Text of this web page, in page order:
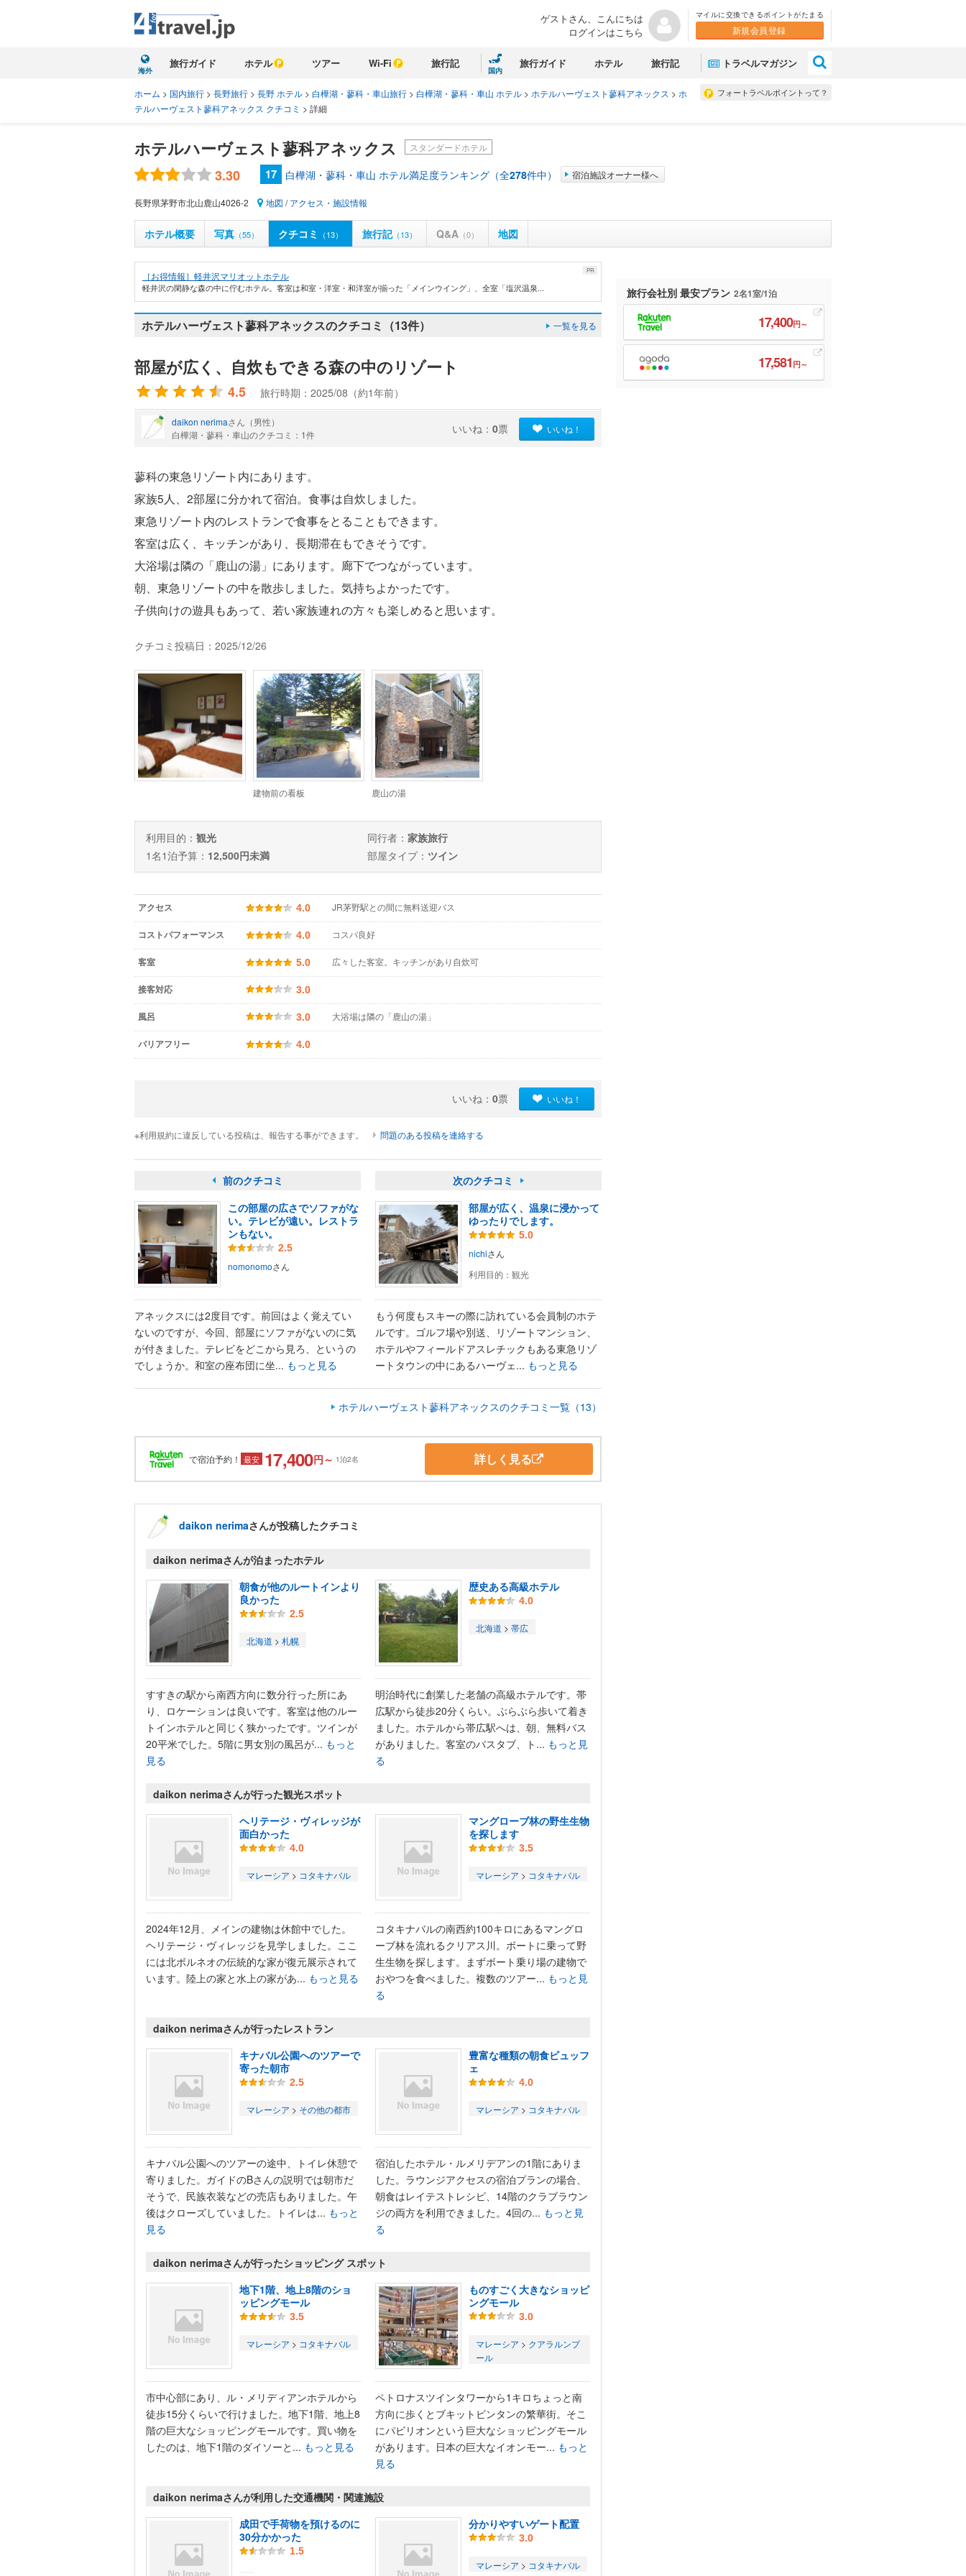
ゲストさん、こんにちは
ログインはこちら
マイルに交換できるポイントがたまる
新規会員登録
海外
旅行ガイド ホテル ツアー Wi-Fi 旅行記
国内
旅行ガイド ホテル 旅行記 トラベルマガジン
フォートラベルポイントって？
ホーム > 国内旅行 > 長野旅行 > 長野 ホテル > 白樺湖・蓼科・車山旅行 > 白樺湖・蓼科・車山 ホテル > ホテルハーヴェスト蓼科アネックス > ホ
テルハーヴェスト蓼科アネックス クチコミ > 詳細
ホテルハーヴェスト蓼科アネックス スタンダードホテル
3.30 17 白樺湖・蓼科・車山 ホテル満足度ランキング（全278件中） 宿泊施設オーナー様へ
長野県茅野市北山鹿山4026-2 地図 /アクセス・施設情報
ホテル概要 写真 （55） クチコミ （13） 旅行記（13） Q&A （0） 地図
PR
［お得情報］軽井沢マリオットホテル
軽井沢の閑静な森の中に佇むホテル。客室は和室・洋室・和洋室が揃った「メインウイング」、全室「塩沢温泉...
ホテルハーヴェスト蓼科アネックスのクチコミ（13件） 一覧を見る
部屋が広く、自炊もできる森の中のリゾート
4.5 旅行時期：2025/08（約1年前）
daikon nerimaさん（男性）
白樺湖・蓼科・車山のクチコミ：1件
いいね： 0票 いいね！
蓼科の東急リゾート内にあります。
家族5人、2部屋に分かれて宿泊。食事は自炊しました。
東急リゾート内のレストランで食事をとることもできます。
客室は広く、キッチンがあり、長期滞在もできそうです。
大浴場は隣の「鹿山の湯」にあります。廊下でつながっています。
朝、東急リゾートの中を散歩しました。気持ちよかったです。
子供向けの遊具もあって、若い家族連れの方々も楽しめると思います。
クチコミ投稿日：2025/12/26
建物前の看板 鹿山の湯
利用目的： 観光 同行者： 家族旅行
1名1泊予算： 12,500円未満 部屋タイプ： ツイン
アクセス 4.0 JR茅野駅との間に無料送迎バス
コストパフォーマンス 4.0 コスパ良好
客室 5.0 広々した客室。キッチンがあり自炊可
接客対応 3.0
風呂 3.0 大浴場は隣の「鹿山の湯」
バリアフリー 4.0
いいね： 0票 いいね！
※利用規約に違反している投稿は、報告する事ができます。 問題のある投稿を連絡する
前のクチコミ
この部屋の広さでソファがな
い。テレビが遠い。レストラ
ンもない。
2.5
nomonomoさん
アネックスには2度目です。前回はよく覚えてい
ないのですが、今回、部屋にソファがないのに気
が付きました。テレビをどこから見ろ、というの
でしょうか。和室の座布団に坐... もっと見る
次のクチコミ
部屋が広く、温泉に浸かって
ゆったりでします。
5.0
nichiさん
利用目的： 観光
もう何度もスキーの際に訪れている会員制のホテ
ルです。ゴルフ場や別送、リゾートマンション、
ホテルやフィールドアスレチックもある東急リゾ
ートタウンの中にあるハーヴェ... もっと見る
ホテルハーヴェスト蓼科アネックスのクチコミ一覧（13）
で宿泊予約！ 最安 17,400円～ 1泊2名 詳しく見る
daikon nerimaさんが投稿したクチコミ
daikon nerimaさんが泊まったホテル
朝食が他のルートインより
良かった
2.5
北海道 > 札幌
すすきの駅から南西方向に数分行った所にあ
り、ロケーションは良いです。客室は他のルー
トインホテルと同じく狭かったです。ツインが
20平米でした。5階に男女別の風呂が... もっと
見る
歴史ある高級ホテル
4.0
北海道 > 帯広
明治時代に創業した老舗の高級ホテルです。帯
広駅から徒歩20分くらい。ぶらぶら歩いて着き
ました。ホテルから帯広駅へは、朝、無料バス
がありました。客室のバスタブ、ト... もっと見
る
daikon nerimaさんが行った観光スポット
ヘリテージ・ヴィレッジが
面白かった
4.0
マレーシア > コタキナバル
2024年12月、メインの建物は休館中でした。
ヘリテージ・ヴィレッジを見学しました。ここ
には北ボルネオの伝統的な家が復元展示されて
います。陸上の家と水上の家があ... もっと見る
マングローブ林の野生生物
を探します
3.5
マレーシア > コタキナバル
コタキナバルの南西約100キロにあるマングロ
ーブ林を流れるクリアス川。ボートに乗って野
生生物を探します。まずボート乗り場の建物で
おやつを食べました。複数のツアー... もっと見
る
daikon nerimaさんが行ったレストラン
キナバル公園へのツアーで
寄った朝市
2.5
マレーシア > その他の都市
キナバル公園へのツアーの途中、トイレ休憩で
寄りました。ガイドのBさんの説明では朝市だ
そうで、民族衣装などの売店もありました。午
後はクローズしていました。トイレは... もっと
見る
豊富な種類の朝食ビュッフ
ェ
4.0
マレーシア > コタキナバル
宿泊したホテル・ルメリデアンの1階にありま
した。ラウンジアクセスの宿泊プランの場合、
朝食はレイテストレシピ、14階のクラブラウン
ジの両方を利用できました。4回の... もっと見
る
daikon nerimaさんが行ったショッピング スポット
地下1階、地上8階のショ
ッピングモール
3.5
マレーシア > コタキナバル
市中心部にあり、ル・メリディアンホテルから
徒歩15分くらいで行けました。地下1階、地上8
階の巨大なショッピングモールです。買い物を
したのは、地下1階のダイソーと... もっと見る
ものすごく大きなショッピ
ングモール
3.0
マレーシア > クアラルンプ
ール
ペトロナスツインタワーから1キロちょっと南
方向に歩くとブキットビンタンの繁華街。そこ
にパビリオンという巨大なショッピングモール
があります。日本の巨大なイオンモー... もっと
見る
daikon nerimaさんが利用した交通機関・関連施設
成田で手荷物を預けるのに
30分かかった
1.5
分かりやすいゲート配置
3.0
マレーシア > コタキナバル
旅行会社別 最安プラン 2名1室/1泊
17,400円～
17,581 円～